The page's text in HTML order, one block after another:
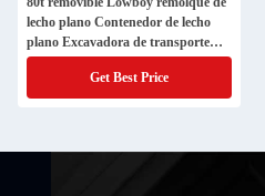
lecho plano Contenedor de lecho
plano Excavadora de transporte
remolque de camión de lecho bajo
Get Best Price